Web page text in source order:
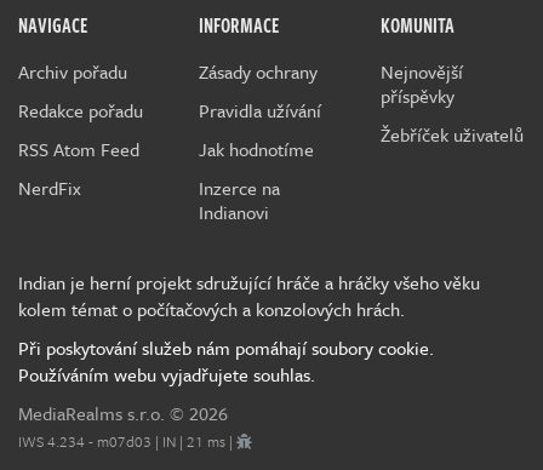
NAVIGACE
Archiv pořadu
Redakce pořadu
RSS Atom Feed
NerdFix
INFORMACE
Zásady ochrany
Pravidla užívání
Jak hodnotíme
Inzerce na
Indianovi
KOMUNITA
Nejnovější
příspěvky
Žebříček uživatelů
Indian je herní projekt sdružující hráče a hráčky všeho věku
kolem témat o počítačových a konzolových hrách.
Při poskytování služeb nám pomáhají soubory cookie.
Používáním webu vyjadřujete souhlas.
MediaRealms s.r.o. © 2026
IWS 4.234 - m07d03 | IN | 21 ms |